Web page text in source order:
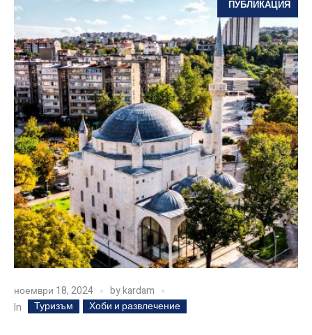
ПУБЛИКАЦИЯ
ноември 18, 2024 bykardam
In
Туризъм Хоби и развлечение